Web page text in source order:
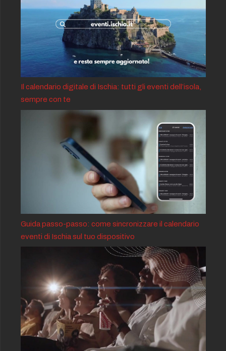
Il calendario digitale di Ischia: tutti gli eventi dell’isola,
sempre con te
Guida passo-passo: come sincronizzare il calendario
eventi di Ischia sul tuo dispositivo